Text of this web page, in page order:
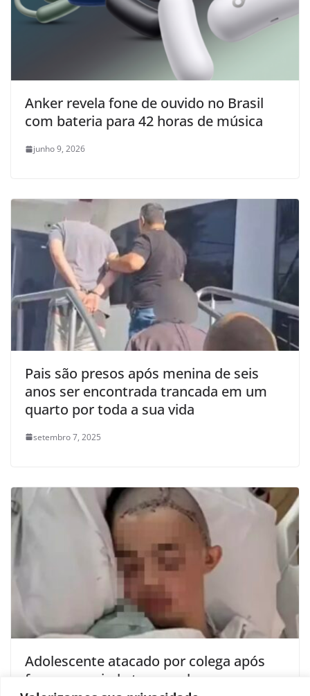
Anker revela fone de ouvido no Brasil
com bateria para 42 horas de música
junho 9, 2026
Pais são presos após menina de seis
anos ser encontrada trancada em um
quarto por toda a sua vida
setembro 7, 2025
Adolescente atacado por colega após
fazer uma piada tem a cabeça